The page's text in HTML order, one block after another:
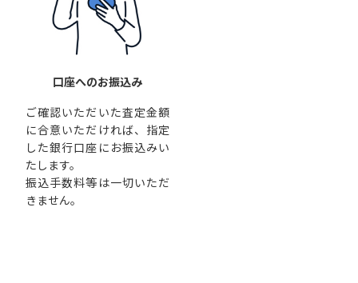
口座へのお振込み
ご確認いただいた査定金額
に合意いただければ、指定
した銀行口座にお振込みい
たします。
振込手数料等は一切いただ
きません。